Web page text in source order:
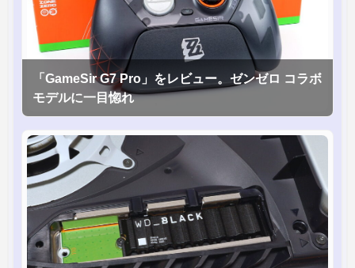
「GameSir G7 Pro」をレビュー。ゼンゼロ コラボ
モデルに一目惚れ